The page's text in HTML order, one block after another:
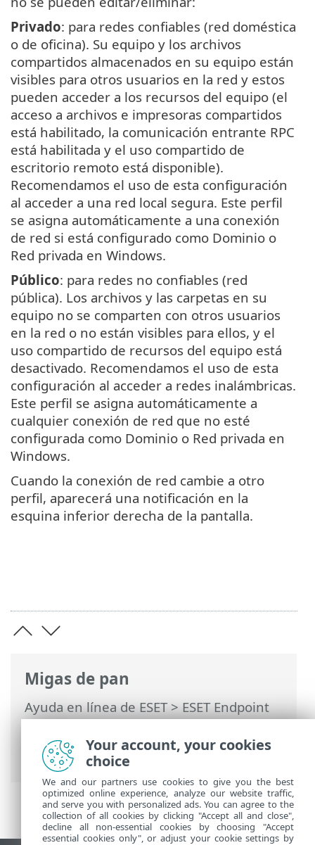
Migas de pan
Ayuda en línea de ESET>ESET Endpoint
Security>Configuración avanzada>
Protecciones> Protección de acceso a la
red> Perfiles de conexión de la red
Privado: para redes confiables (red doméstica
o de oficina). Su equipo y los archivos
compartidos almacenados en su equipo están
visibles para otros usuarios en la red y estos
pueden acceder a los recursos del equipo (el
acceso a archivos e impresoras compartidos
está habilitado, la comunicación entrante RPC
está habilitada y el uso compartido de
escritorio remoto está disponible).
Recomendamos el uso de esta configuración
al acceder a una red local segura. Este perfil
se asigna automáticamente a una conexión
de red si está configurado como Dominio o
Red privada en Windows.
Público: para redes no confiables (red
pública). Los archivos y las carpetas en su
equipo no se comparten con otros usuarios
en la red o no están visibles para ellos, y el
uso compartido de recursos del equipo está
desactivado. Recomendamos el uso de esta
configuración al acceder a redes inalámbricas.
Este perfil se asigna automáticamente a
cualquier conexión de red que no esté
configurada como Dominio o Red privada en
Windows.
Cuando la conexión de red cambie a otro
perfil, aparecerá una notificación en la
esquina inferior derecha de la pantalla.
Your account, your cookies
choice
We and our partners use cookies to give you the best
optimized online experience, analyze our website traffic,
and serve you with personalized ads. You can agree to the
collection of all cookies by clicking "Accept all and close",
decline all non-essential cookies by choosing "Accept
essential cookies only", or adjust your cookie settings by